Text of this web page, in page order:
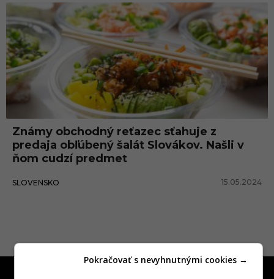
C
a
e
s
a
r
š
a
á
Známy obchodný reťazec sťahuje z
predaja obľúbený šalát Slovákov. Našli v
ňom cudzí predmet
SLOVENSKO 15.05.2024
Pokračovať s nevyhnutnými cookies →